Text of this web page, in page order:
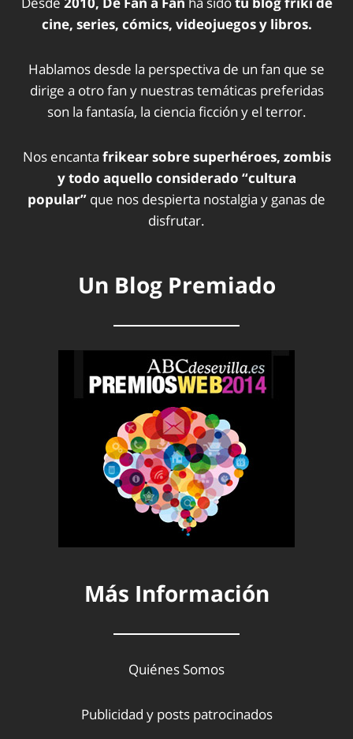
cine, series, cómics, videojuegos y libros.
Hablamos desde la perspectiva de un fan que se
dirige a otro fan y nuestras temáticas preferidas
son la fantasía, la ciencia ficción y el terror.
Nos encanta frikear sobre superhéroes, zombis
y todo aquello considerado “cultura
popular” que nos despierta nostalgia y ganas de
disfrutar.
Un Blog Premiado
Más Información
Quiénes Somos
Publicidad y posts patrocinados